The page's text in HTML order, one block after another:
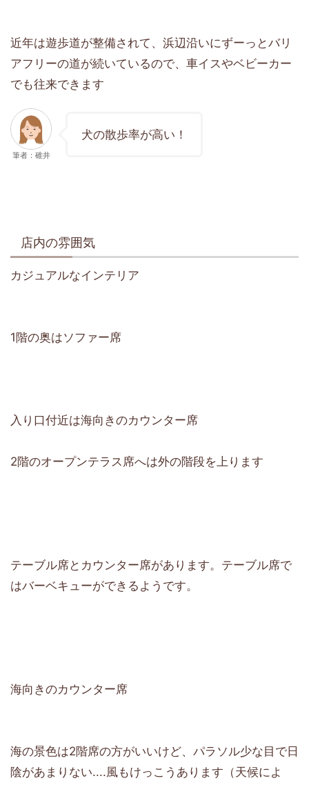
近年は遊歩道が整備されて、浜辺沿いにずーっとバリ
アフリーの道が続いているので、車イスやベビーカー
でも往来できます
筆者：碓井
犬の散歩率が高い！
店内の雰囲気
カジュアルなインテリア
1階の奥はソファー席
入り口付近は海向きのカウンター席
2階のオープンテラス席へは外の階段を上ります
テーブル席とカウンター席があります。テーブル席で
はバーベキューができるようです。
海向きのカウンター席
海の景色は2階席の方がいいけど、パラソル少な目で日
陰があまりない....風もけっこうあります（天候によ